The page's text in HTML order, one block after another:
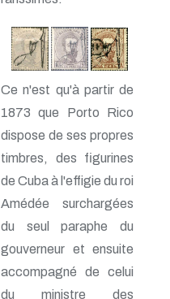
Ce n'est qu'à partir de
1873 que Porto Rico
dispose de ses propres
timbres, des figurines
de Cuba à l'effigie du roi
Amédée surchargées
du seul paraphe du
gouverneur et ensuite
accompagné de celui
du ministre des